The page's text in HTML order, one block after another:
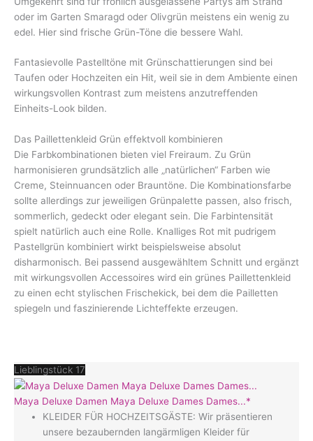
oder im Garten Smaragd oder Olivgrün meistens ein wenig zu
edel. Hier sind frische Grün-Töne die bessere Wahl.
Fantasievolle Pastelltöne mit Grünschattierungen sind bei
Taufen oder Hochzeiten ein Hit, weil sie in dem Ambiente einen
wirkungsvollen Kontrast zum meistens anzutreffenden
Einheits-Look bilden.
Das Paillettenkleid Grün effektvoll kombinieren
Die Farbkombinationen bieten viel Freiraum. Zu Grün
harmonisieren grundsätzlich alle „natürlichen“ Farben wie
Creme, Steinnuancen oder Brauntöne. Die Kombinationsfarbe
sollte allerdings zur jeweiligen Grünpalette passen, also frisch,
sommerlich, gedeckt oder elegant sein. Die Farbintensität
spielt natürlich auch eine Rolle. Knalliges Rot mit pudrigem
Pastellgrün kombiniert wirkt beispielsweise absolut
disharmonisch. Bei passend ausgewähltem Schnitt und ergänzt
mit wirkungsvollen Accessoires wird ein grünes Paillettenkleid
zu einen echt stylischen Frischekick, bei dem die Pailletten
spiegeln und faszinierende Lichteffekte erzeugen.
Lieblingstück 17
Maya Deluxe Damen Maya Deluxe Dames Dames...*
KLEIDER FÜR HOCHZEITSGÄSTE: Wir präsentieren
unsere bezaubernden langärmligen Kleider für